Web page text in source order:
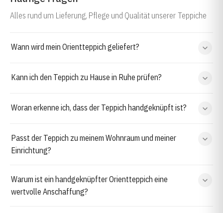
Alles rund um Lieferung, Pflege und Qualität unserer Teppiche
Wann wird mein Orientteppich geliefert?
Kann ich den Teppich zu Hause in Ruhe prüfen?
Woran erkenne ich, dass der Teppich handgeknüpft ist?
Passt der Teppich zu meinem Wohnraum und meiner
Einrichtung?
Warum ist ein handgeknüpfter Orientteppich eine
wertvolle Anschaffung?